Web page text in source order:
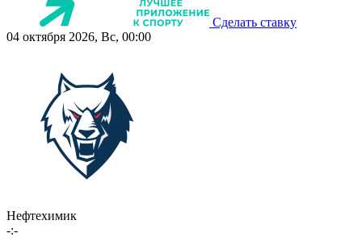
Сделать ставку
04 октября 2026, Вс, 00:00
Нефтехимик
-:-